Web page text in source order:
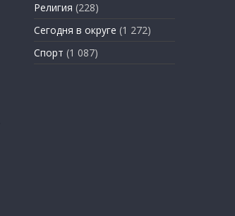
Религия (228)
Сегодня в округе (1 272)
Спорт (1 087)